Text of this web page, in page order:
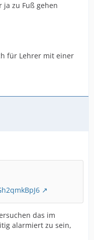
ja zu Fuß gehen
für Lehrer mit einer
das im
alarmiert zu sein,